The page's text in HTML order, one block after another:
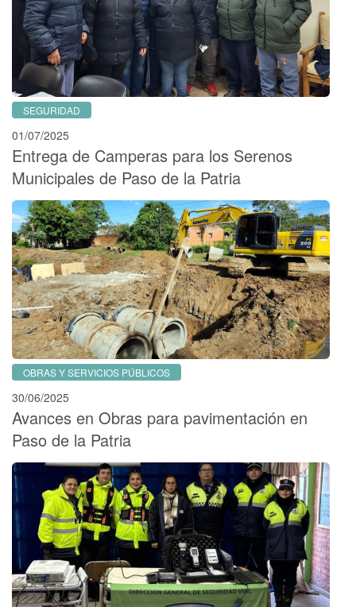
SEGURIDAD
01/07/2025
Entrega de Camperas para los Serenos
Municipales de Paso de la Patria
OBRAS Y SERVICIOS PÚBLICOS
30/06/2025
Avances en Obras para pavimentación en
Paso de la Patria